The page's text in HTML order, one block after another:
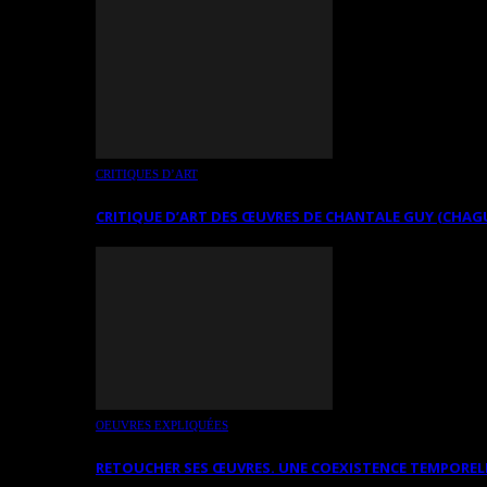
CRITIQUES D’ART
CRITIQUE D’ART DES ŒUVRES DE CHANTALE GUY
OEUVRES EXPLIQUÉES
RETOUCHER SES ŒUVRES. UNE COEXISTENCE